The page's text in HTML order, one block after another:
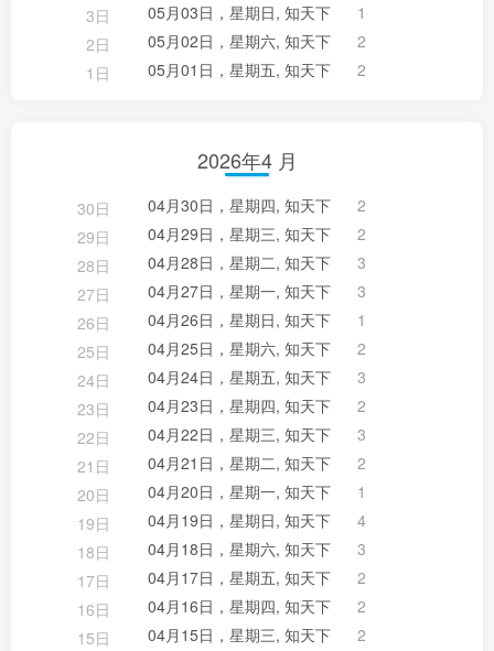
3日
05月03日，星期日, 知天下
1
2日
05月02日，星期六, 知天下
2
1日
05月01日，星期五, 知天下 2
2026年4 月
30日 04月30日，星期四, 知天下
2
29日
04月29日，星期三, 知天下
2
28日
04月28日，星期二, 知天下
3
27日
04月27日，星期一, 知天下
3
26日
04月26日，星期日, 知天下
1
25日
04月25日，星期六, 知天下
2
24日
04月24日，星期五, 知天下
3
23日
04月23日，星期四, 知天下
2
22日
04月22日，星期三, 知天下
3
21日
04月21日，星期二, 知天下
2
20日
04月20日，星期一, 知天下
1
19日
04月19日，星期日, 知天下
4
18日
04月18日，星期六, 知天下
3
17日
04月17日，星期五, 知天下
2
16日
04月16日，星期四, 知天下
2
15日
04月15日，星期三, 知天下
2